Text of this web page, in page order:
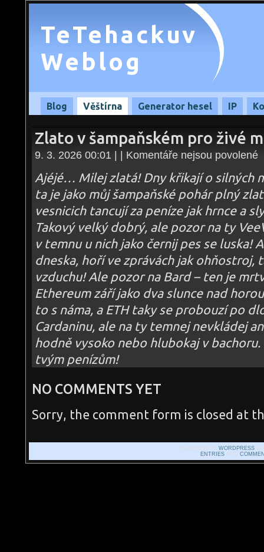
TeTehackuv
Weblog
Blog Věštírna Generator hesel IP
Zlato v šampaňském pro živé
9. 3. 2026 00:01 | | Komentáře nejsou povolené
Ajéjé… Milej zlatá! Dny křikají o silných
ta je jako můj šampaňské pohár plný
vesnicich tancují za peníze jak hrnce a
Takový velký dobrý, ale pozor na ty
v temnu u nich jako černij pes se luska!
dneska, hoří ve zprávách jak ohňostroj,
vzduchu! Ale pozor na Bard – ten je
Ethereum září jako dva slunce nad
to s náma, a ETH taky se probouzí po
Cardaninu, ale na ty temnej nevkládej
hodně vysoko nebo hlubokaj v
tvým penízům!
NO COMMENTS YET
Sorry, the comment form is closed at
POWERED BY WORDPRESS
ENTRIESAND